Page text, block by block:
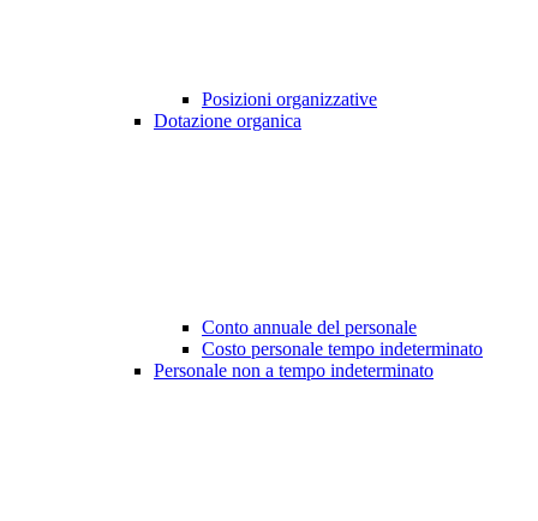
Posizioni organizzative
Dotazione organica
Conto annuale del personale
Costo personale tempo indeterminato
Personale non a tempo indeterminato